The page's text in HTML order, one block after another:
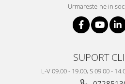
Urmareste-ne in
SUPORT
L-V 09.00 - 19.00, S 09.00 -